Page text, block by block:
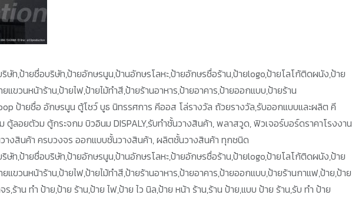
ริษัท,ป้ายชื่อบริษัท,ป้ายอักษรนูน,ป้านอักษรโลหะ,ป้ายอักษรชื่อร้าน,ป้ายlogo,ป้ายโลโก้ติดผนัง,ป้าย
ขวนหน้าร้าน,ป้ายไฟ,ป้ายไม้ทำสี,ป้ายร้านอาหาร,ป้ายอาคาร,ป้ายออกแบบ,ป้ายร้าน
ป้ายชื่อ อักษรนูน ตู้โชว์ บูธ นิทรรศการ คีออส โล่รางวัล ถ้วยรางวัล,รับออกแบบและผลิต คี
ลอยตัวม ตู้กระจกม บิวอินม DISPALY,รับทำชั้นวางสินค้า, พลาสวูด, ฟิวเจอร์บอร์ดราคาโรงงาน
างสินค้า ครบวงจร ออกแบบชั้นวางสินค้า, ผลิตชั้นวางสินค้า ทุกชนิด
ริษัท,ป้ายชื่อบริษัท,ป้ายอักษรนูน,ป้านอักษรโลหะ,ป้ายอักษรชื่อร้าน,ป้ายlogo,ป้ายโลโก้ติดผนัง,ป้าย
ขวนหน้าร้าน,ป้ายไฟ,ป้ายไม้ทำสี,ป้ายร้านอาหาร,ป้ายอาคาร,ป้ายออกแบบ,ป้ายร้านกาแฟ,ป้าย,ป้าย
,ร้าน ทำ ป้าย,ป้าย ร้าน,ป้าย ไฟ,ป้าย ไว นิล,ป้าย หน้า ร้าน,ร้าน ป้าย,แบบ ป้าย ร้าน,รับ ทำ ป้าย